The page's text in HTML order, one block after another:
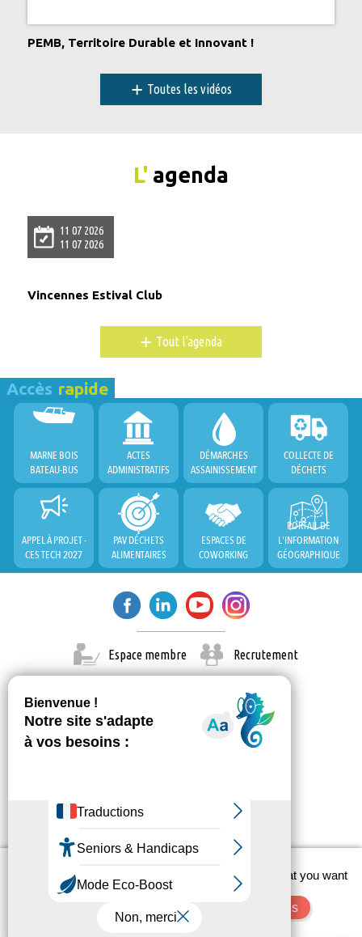
PEMB, Territoire Durable et Innovant !
+ Toutes les vidéos
L' agenda
11 07 2026
11 07 2026
Vincennes Estival Club
+ Tout l'agenda
Accès rapide
MARNE BOIS
BATEAU-BUS
ACTES
ADMINISTRATIFS
DÉMARCHES
ASSAINISSEMENT
COLLECTE DE
DÉCHETS
APPEL À PROJET -
CES TECH 2027
PAV DÉCHETS
ALIMENTAIRES
ESPACES DE
COWORKING
PORTAIL DE
L'INFORMATION
GÉOGRAPHIQUE
Espace membre Recrutement
© Paris Est Marne & Bois 2026
Administration Contact Mentions légales
This site uses cookies and gives you control over what you want
to activate
Deny all cookies